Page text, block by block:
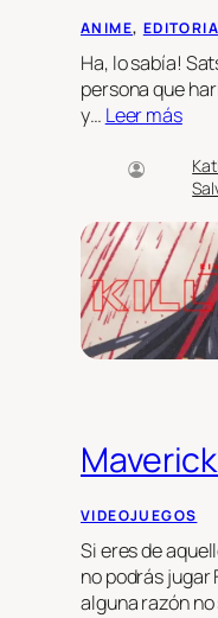
ANIME,
Ha, lo sabía!
persona que
y… Leer más
VIDEOJUEGOS
Si eres de
no podrás jugar
alguna razón